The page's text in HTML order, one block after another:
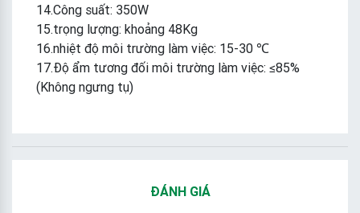
14.Công suất: 350W
15.trọng lượng: khoảng 48Kg
16.nhiệt độ môi trường làm việc: 15-30 ℃
17.Độ ẩm tương đối môi trường làm việc: ≤85%
(Không ngưng tụ)
ĐÁNH GIÁ